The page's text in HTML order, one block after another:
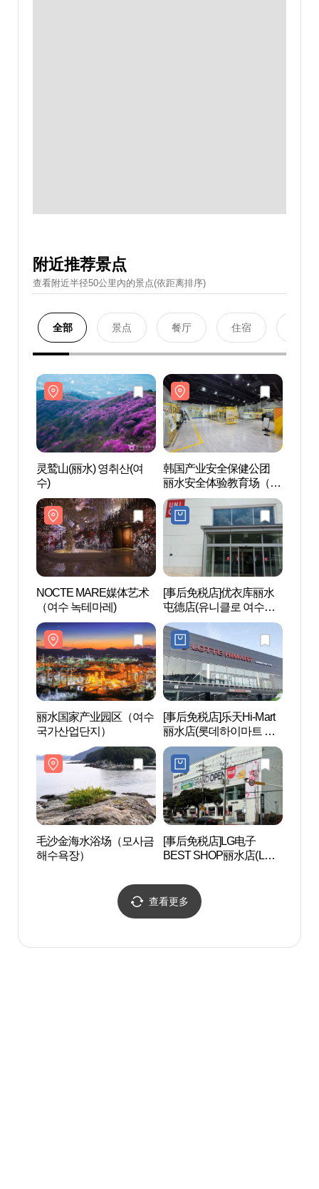
附近推荐景点
查看附近半径50公里內的景点(依距离排序)
全部 景点 餐厅 住宿
灵鹫山(丽水) 영취산(여
수)
韩国产业安全保健公团
丽水安全体验教育场（한
국산업안전보건공단 여
수안전체험교육장）
NOCTE MARE媒体艺术
（여수 녹테마레)
[事后免税店]优衣库丽水
屯德店(유니클로 여수둔
덕점)
丽水国家产业园区（여수
국가산업단지）
[事后免税店]乐天Hi-Mart
丽水店(롯데하이마트 여
수점)
毛沙金海水浴场（모사금
해수욕장）
[事后免税店]LG电子
BEST SHOP丽水店(LG전
查看更多